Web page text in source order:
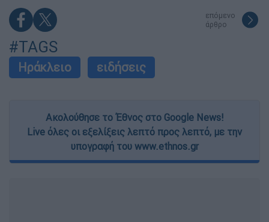
επόμενο
άρθρο
#TAGS
Ηράκλειο ειδήσεις
Ακολούθησε το Έθνος στο Google News!
Live όλες οι εξελίξεις λεπτό προς λεπτό, με την
υπογραφή του www.ethnos.gr